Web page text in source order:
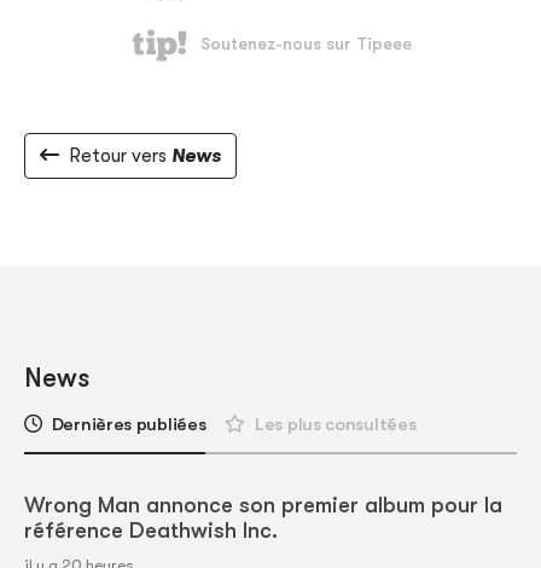
Retour vers News
News
Dernières publiées Les plus consultées
Wrong Man annonce son premier album pour la
référence Deathwish Inc.